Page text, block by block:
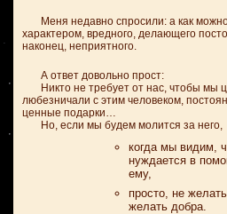
Меня недавно спросили: а как можно
характером, вредного, делающего
наконец, неприятного.
А ответ довольно прост:
Никто не требует от нас, чтобы мы
любезничали с этим человеком,
ценные подарки…
Но, если мы будем молится за него,
когда мы видим,
нуждается в
ему,
просто, не
желать добра.